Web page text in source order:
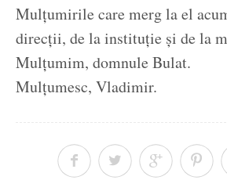
Mulțumirile care merg la el
direcții, de la instituție și de la
Mulțumim, domnule Bulat.
Mulțumesc, Vladimir.